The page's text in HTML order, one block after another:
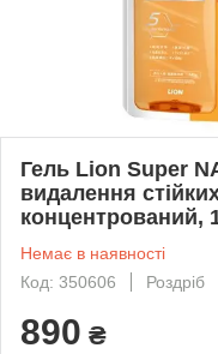
Гель Lion Super
видалення
концентрований,
Немає в наявності
Код: 350606
Роздріб
890 ₴